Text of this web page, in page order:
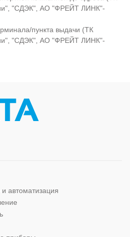
"СДЭК", АО "ФРЕЙТ ЛИНК"-
пункта выдачи (ТК
"СДЭК", АО "ФРЕЙТ ЛИНК"-
автоматизация